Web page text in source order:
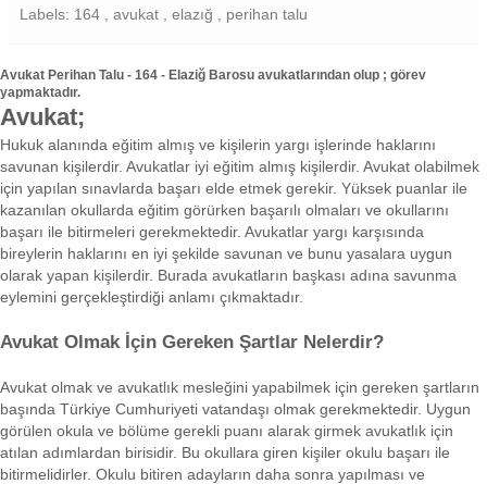
Labels: 164 , avukat , elazığ , perihan talu
Avukat Perihan Talu - 164 - Elaziğ Barosu avukatlarından olup ; görev
yapmaktadır.
Avukat;
Hukuk alanında eğitim almış ve kişilerin yargı işlerinde haklarını
savunan kişilerdir. Avukatlar iyi eğitim almış kişilerdir. Avukat olabilmek
için yapılan sınavlarda başarı elde etmek gerekir. Yüksek puanlar ile
kazanılan okullarda eğitim görürken başarılı olmaları ve okullarını
başarı ile bitirmeleri gerekmektedir. Avukatlar yargı karşısında
bireylerin haklarını en iyi şekilde savunan ve bunu yasalara uygun
olarak yapan kişilerdir. Burada avukatların başkası adına savunma
eylemini gerçekleştirdiği anlamı çıkmaktadır.
Avukat Olmak İçin Gereken Şartlar Nelerdir?
Avukat olmak ve avukatlık mesleğini yapabilmek için gereken şartların
başında Türkiye Cumhuriyeti vatandaşı olmak gerekmektedir. Uygun
görülen okula ve bölüme gerekli puanı alarak girmek avukatlık için
atılan adımlardan birisidir. Bu okullara giren kişiler okulu başarı ile
bitirmelidirler. Okulu bitiren adayların daha sonra yapılması ve